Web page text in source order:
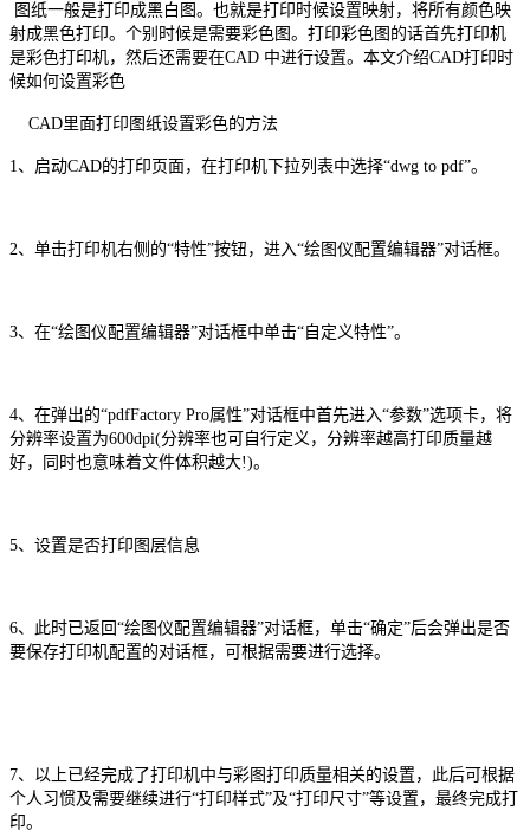
图纸一般是打印成黑白图。也就是打印时候设置映射，将所有颜色映
射成黑色打印。个别时候是需要彩色图。打印彩色图的话首先打印机
是彩色打印机，然后还需要在CAD 中进行设置。本文介绍CAD打印 时
候如何设置彩色
CAD里面打印图纸设置彩色的方法
1、启动CAD的打印页面，在打印机下拉列表中选择“dwg to pdf”。
2、单击打印机右侧的“特性”按钮，进入“绘图仪配置编辑器”对话框。
3、在“绘图仪配置编辑器”对话框中单击“自定义特性”。
4、在弹出的“pdfFactory Pro属性”对话框中首先进入“参数”选项卡，将
分辨率设置为600dpi(分辨率也可自行定义，分辨率越高打印质量越
好，同时也意味着文件体积越大!)。
5、设置是否打印图层信息
6、此时已返回“绘图仪配置编辑器”对话框，单击“确定”后会弹出是否
要保存打印机配置的对话框，可根据需要进行选择。
7、以上已经完成了打印机中与彩图打印质量相关的设置，此后可根据
个人习惯及需要继续进行“打印样式”及“打印尺寸”等设置，最终完成打
印。